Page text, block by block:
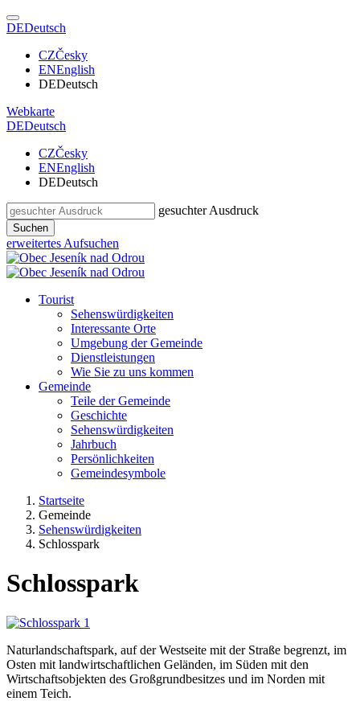
DEDeutsch
CZČesky
ENEnglish
DEDeutsch
Webkarte
DEDeutsch
CZČesky
ENEnglish
DEDeutsch
gesuchter Ausdruck
Suchen
erweitertes Aufsuchen
Tourist
Sehenswürdigkeiten
Interessante Orte
Umgebung der Gemeinde
Dienstleistungen
Wie Sie zu uns kommen
Gemeinde
Teile der Gemeinde
Geschichte
Sehenswürdigkeiten
Jahrbuch
Persönlichkeiten
Gemeindesymbole
Startseite
Gemeinde
Sehenswürdigkeiten
Schlosspark
Schlosspark
Naturlandschaftspark, auf der Westseite mit der Straße begrenzt, im
Osten mit landwirtschaftlichen Geländen, im Süden mit den
Wirtschaftsobjekten des Großgrundbesitzes und im Norden mit
einem Teich.